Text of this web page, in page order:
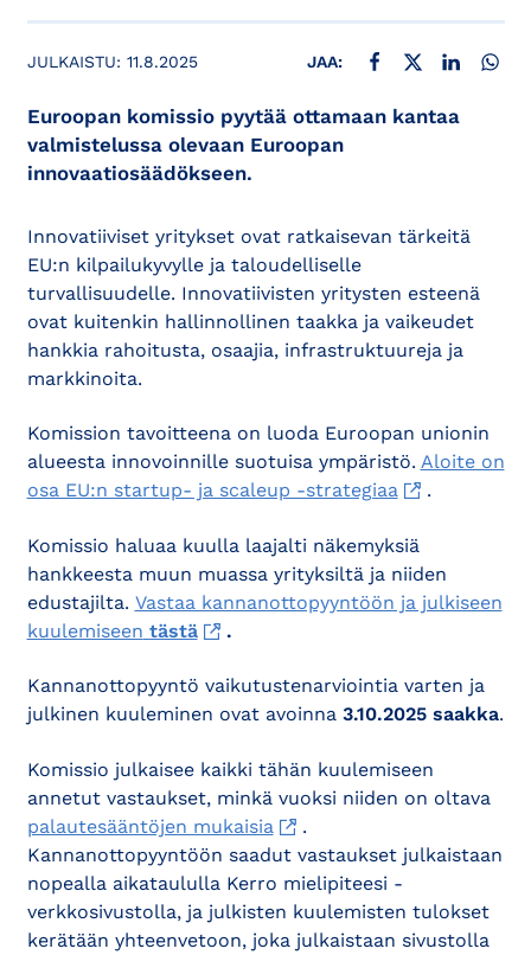
JULKAISTU: 11.8.2025 JAA: JAA FACEBOOKISSA
JAA X:SSÄ JAA
Euroopan komissio pyytää ottamaan kantaa
valmistelussa olevaan Euroopan
innovaatiosäädökseen.
Innovatiiviset yritykset ovat ratkaisevan tärkeitä
EU:n kilpailukyvylle ja taloudelliselle
turvallisuudelle. Innovatiivisten yritysten esteenä
ovat kuitenkin hallinnollinen taakka ja vaikeudet
hankkia rahoitusta, osaajia, infrastruktuureja ja
markkinoita.
Komission tavoitteena on luoda Euroopan unionin
alueesta innovoinnille suotuisa ympäristö. Aloite on
osa EU:n startup- ja scaleup -strategiaa
.
Komissio haluaa kuulla laajalti näkemyksiä
hankkeesta muun muassa yrityksiltä ja niiden
edustajilta. Vastaa kannanottopyyntöön ja julkiseen
kuulemiseen tästä .
Kannanottopyyntö vaikutustenarviointia varten ja
julkinen kuuleminen ovat avoinna 3.10.2025 saakka.
Komissio julkaisee kaikki tähän kuulemiseen
annetut vastaukset, minkä vuoksi niiden on oltava
palautesääntöjen mukaisia
.
Kannanottopyyntöön saadut vastaukset julkaistaan
nopealla aikataululla Kerro mielipiteesi -
verkkosivustolla, ja julkisten kuulemisten tulokset
kerätään yhteenvetoon, joka julkaistaan sivustolla